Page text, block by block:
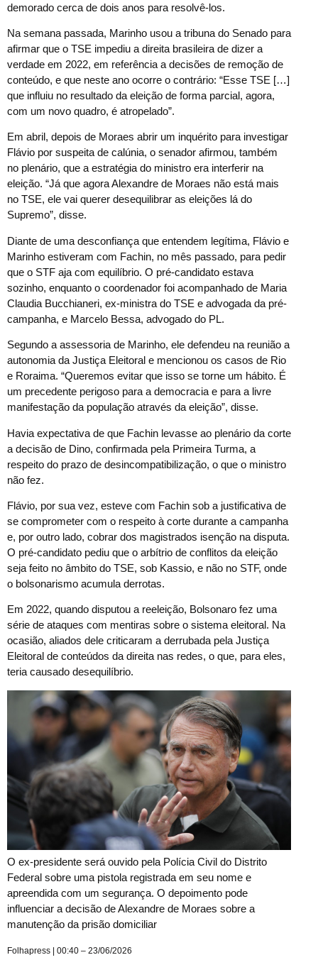
demorado cerca de dois anos para resolvê-los.
Na semana passada, Marinho usou a tribuna do Senado para
afirmar que o TSE impediu a direita brasileira de dizer a
verdade em 2022, em referência a decisões de remoção de
conteúdo, e que neste ano ocorre o contrário: “Esse TSE […]
que influiu no resultado da eleição de forma parcial, agora,
com um novo quadro, é atropelado”.
Em abril, depois de Moraes abrir um inquérito para investigar
Flávio por suspeita de calúnia, o senador afirmou, também
no plenário, que a estratégia do ministro era interferir na
eleição. “Já que agora Alexandre de Moraes não está mais
no TSE, ele vai querer desequilibrar as eleições lá do
Supremo”, disse.
Diante de uma desconfiança que entendem legítima, Flávio e
Marinho estiveram com Fachin, no mês passado, para pedir
que o STF aja com equilíbrio. O pré-candidato estava
sozinho, enquanto o coordenador foi acompanhado de Maria
Claudia Bucchianeri, ex-ministra do TSE e advogada da pré-
campanha, e Marcelo Bessa, advogado do PL.
Segundo a assessoria de Marinho, ele defendeu na reunião a
autonomia da Justiça Eleitoral e mencionou os casos de Rio
e Roraima. “Queremos evitar que isso se torne um hábito. É
um precedente perigoso para a democracia e para a livre
manifestação da população através da eleição”, disse.
Havia expectativa de que Fachin levasse ao plenário da corte
a decisão de Dino, confirmada pela Primeira Turma, a
respeito do prazo de desincompatibilização, o que o ministro
não fez.
Flávio, por sua vez, esteve com Fachin sob a justificativa de
se comprometer com o respeito à corte durante a campanha
e, por outro lado, cobrar dos magistrados isenção na disputa.
O pré-candidato pediu que o arbítrio de conflitos da eleição
seja feito no âmbito do TSE, sob Kassio, e não no STF, onde
o bolsonarismo acumula derrotas.
Em 2022, quando disputou a reeleição, Bolsonaro fez uma
série de ataques com mentiras sobre o sistema eleitoral. Na
ocasião, aliados dele criticaram a derrubada pela Justiça
Eleitoral de conteúdos da direita nas redes, o que, para eles,
teria causado desequilíbrio.
O ex-presidente será ouvido pela Polícia Civil do Distrito
Federal sobre uma pistola registrada em seu nome e
apreendida com um segurança. O depoimento pode
influenciar a decisão de Alexandre de Moraes sobre a
manutenção da prisão domiciliar
Folhapress | 00:40 – 23/06/2026